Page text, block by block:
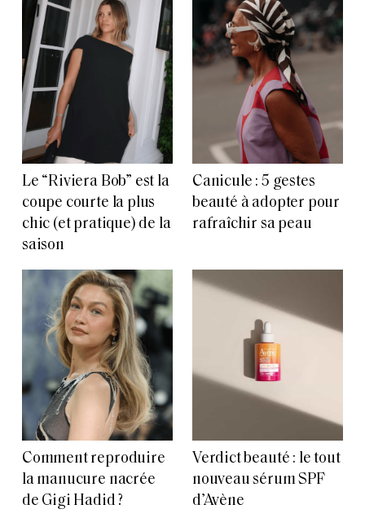
Le “Riviera Bob” est la
coupe courte la plus
chic (et pratique) de la
saison
Canicule : 5 gestes
beauté à adopter pour
rafraîchir sa peau
Comment reproduire
la manucure nacrée
de Gigi Hadid ?
Verdict beauté : le tout
nouveau sérum SPF
d’Avène